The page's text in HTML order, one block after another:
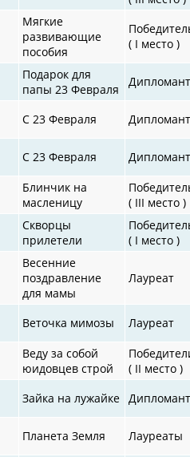
Мягкие
развивающие
пособия
( I место )
Подарок для
папы 23 Февраля
С 23 Февраля
С 23 Февраля
Блинчик на
масленицу
( III место )
Скворцы
прилетели
( I место )
Весенние
поздравление
для мамы
Лауреат
Веточка мимозы
Лауреат
Веду за собой
юидовцев строй
( II место )
Зайка на лужайке
Планета Земля Лауреаты